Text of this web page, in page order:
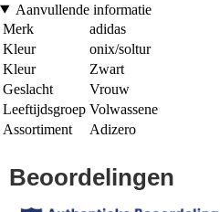
Aanvullende informatie
Merk
adidas
Kleur
onix/soltur
Kleur
Zwart
Geslacht
Vrouw
Leeftijdsgroep Volwassene
Assortiment
Adizero